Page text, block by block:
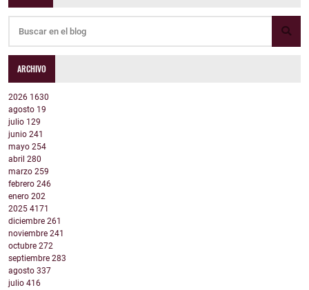
ARCHIVO
2026 1630
agosto 19
julio 129
junio 241
mayo 254
abril 280
marzo 259
febrero 246
enero 202
2025 4171
diciembre 261
noviembre 241
octubre 272
septiembre 283
agosto 337
julio 416